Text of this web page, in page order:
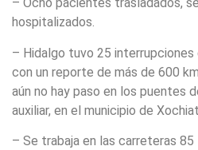
hospitalizados.
– Hidalgo tuvo 25
con un reporte de más de 600
aún no hay paso en los puentes
auxiliar, en el municipio de
– Se trabaja en las carreteras 85